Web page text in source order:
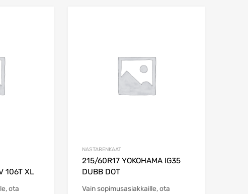
106T XL
ota
NASTARENKAAT
215/60R17 YOKOHAMA IG35
DUBB DOT
Vain sopimusasiakkaille, ota